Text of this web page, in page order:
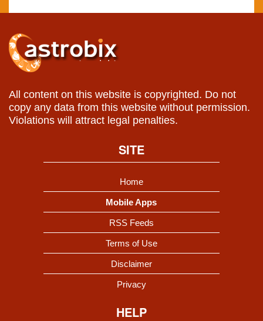
All content on this website is copyrighted. Do not
copy any data from this website without permission.
Violations will attract legal penalties.
SITE
Home
Mobile Apps
RSS Feeds
Terms of Use
Disclaimer
Privacy
HELP